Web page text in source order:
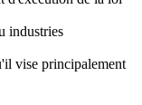
industries
vise principalement